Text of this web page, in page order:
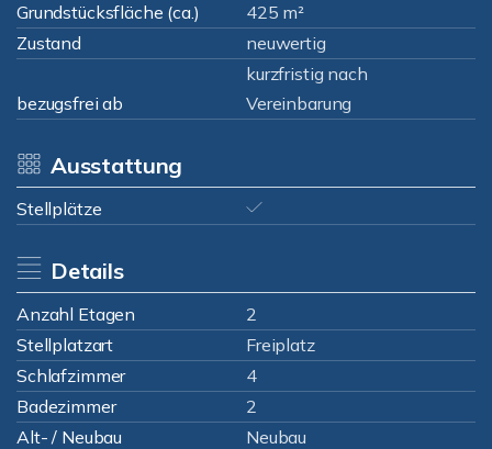
Grundstücksfläche (ca.)
425 m²
Zustand
neuwertig
bezugsfrei ab
kurzfristig nach
Vereinbarung
Ausstattung
Stellplätze
Details
Anzahl Etagen
2
Stellplatzart
Freiplatz
Schlafzimmer
4
Badezimmer
2
Alt- / Neubau
Neubau